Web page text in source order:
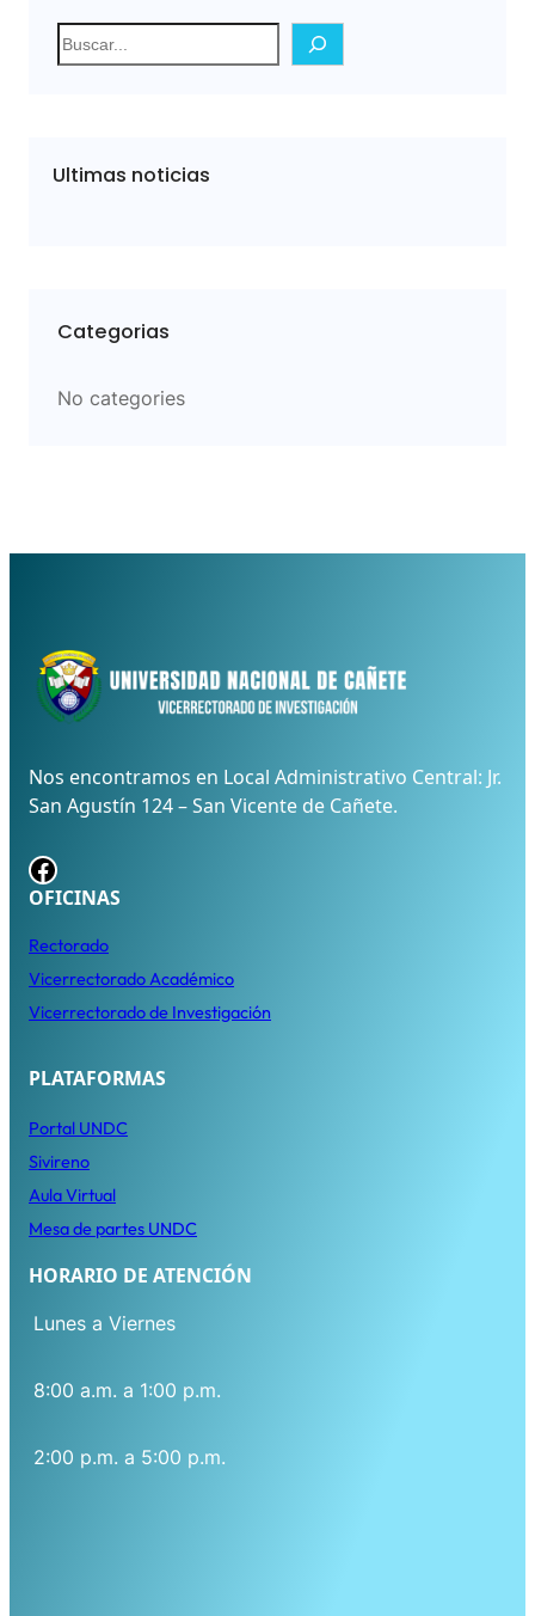
S
e
h
Ultimas noticias
Categorias
No categories
Nos encontramos en Local Administrativo Central: Jr.
San Agustín 124 – San Vicente de Cañete.
Facebook
OFICINAS
Rectorado
Vicerrectorado Académico
Vicerrectorado de Investigación
PLATAFORMAS
Portal UNDC
Sivireno
Aula Virtual
Mesa de partes UNDC
HORARIO DE ATENCIÓN
Lunes a Viernes
8:00 a.m. a 1:00 p.m.
2:00 p.m. a 5:00 p.m.